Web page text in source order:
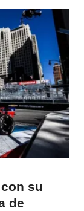
su
de